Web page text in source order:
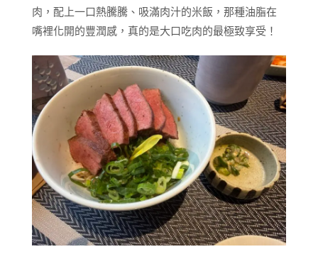
肉，配上一口熱騰騰、吸滿肉汁的米飯，那種油脂在
嘴裡化開的豐潤感，真的是大口吃肉的最極致享受！